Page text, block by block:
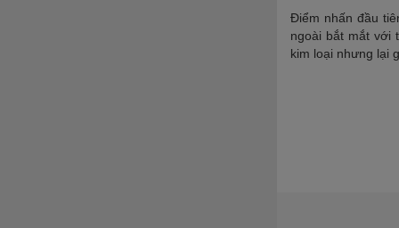
Điểm nhấn đầu
ngoài bắt mắt với
kim loại nhưng lại